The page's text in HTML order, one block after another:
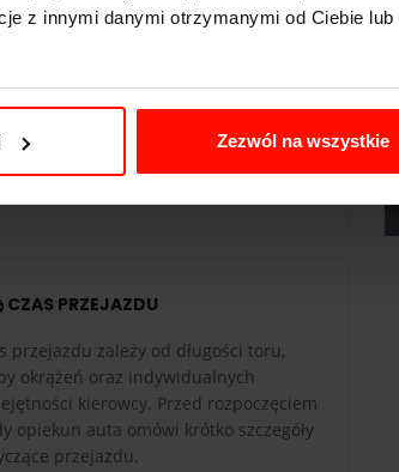
z innymi danymi otrzymanymi od Ciebie lub
Zezwól na wszystkie
CZAS PRZEJAZDU
przejazdu zależy od długości toru,
okrążeń oraz indywidualnych
kierowcy. Przed rozpoczęciem
opiekun auta omówi krótko szczegóły
przejazdu.